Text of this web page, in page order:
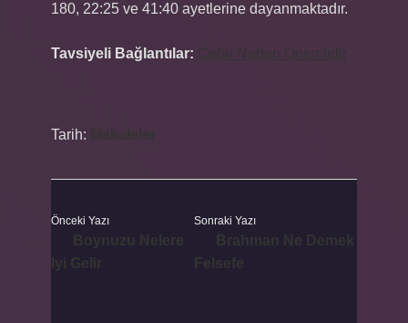
180, 22:25 ve 41:40 ayetlerine dayanmaktadır.
Tavsiyeli Bağlantılar:
Tarih:
Önceki Yazı Sonraki Yazı